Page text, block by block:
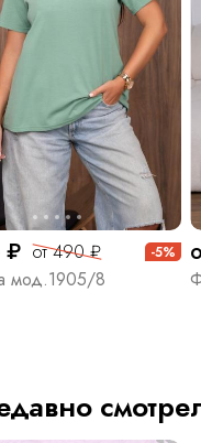
₽ от 490 ₽ -5%
мод.1905/8